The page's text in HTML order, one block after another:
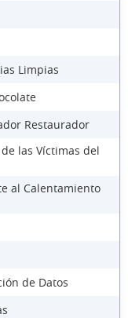
Limpias
Restaurador
las Víctimas del
al Calentamiento
de Datos